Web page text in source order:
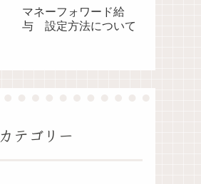
マネーフォワード給
与 設定方法について
カテゴリー